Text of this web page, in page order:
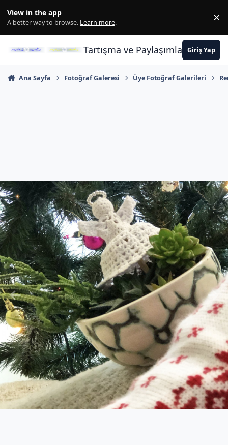
View in the app
A better way to browse. Learn more. ×
Tartışma ve PaylaşımlarınGiriş Yap
Ana Sayfa Fotoğraf Galeresi Üye Fotoğraf Galerileri